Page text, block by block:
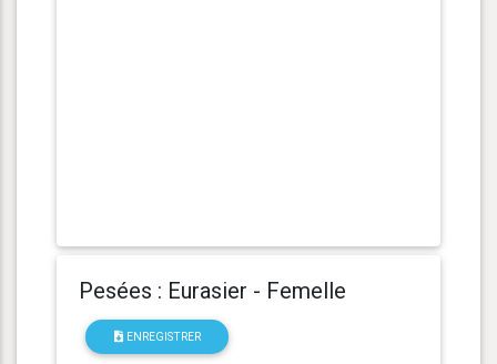
Pesées : Eurasier - Femelle
ENREGISTRER